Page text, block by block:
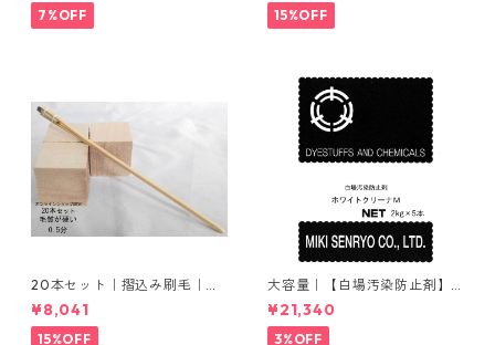
7%OFF 15%OFF
20本セット｜摺込み刷毛｜夏
毛（毛質が硬い）0.5分
¥8,041
15%OFF
大容量｜【白場汚染防止剤】
｜2kg×5本｜ホワイトクリー
ナＭ
¥21,340
3%OFF